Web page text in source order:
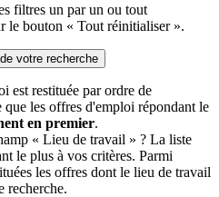
filtres un par un ou tout
le bouton « Tout réinitialiser ».
votre recherche
est restituée par ordre de
les offres d'emploi répondant le
en premier.
« Lieu de travail » ? La liste
le plus à vos critères. Parmi
les offres dont le lieu de travail
recherche.